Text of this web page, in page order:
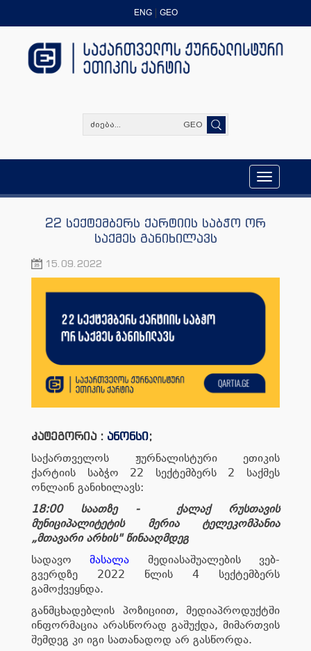
ENG GEO
GEO
Toggle
navigation
22 სექტემბერს ქარტიის საბჭო ორ
საქმეს განიხილავს
15.09.2022
კატეგორია : ანონსი;
საქართველოს ჟურნალისტური ეთიკის
ქარტიის საბჭო 22 სექტემბერს 2 საქმეს
ონლაინ განიხილავს:
18:00 საათზე - ქალაქ რუსთავის
მუნიციპალიტეტის მერია ტელეკომპანია
„მთავარი არხის" წინააღმდეგ
სადავომასალა მედიასაშუალების ვებ-
გვერდზე 2022 წლის 4 სექტემბერს
გამოქვეყნდა.
განმცხადებლის პოზიციით, მედიაპროდუქტში
ინფორმაცია არასწორად გაშუქდა, მიმართვის
შემდეგ კი იგი სათანადოდ არ გასწორდა.